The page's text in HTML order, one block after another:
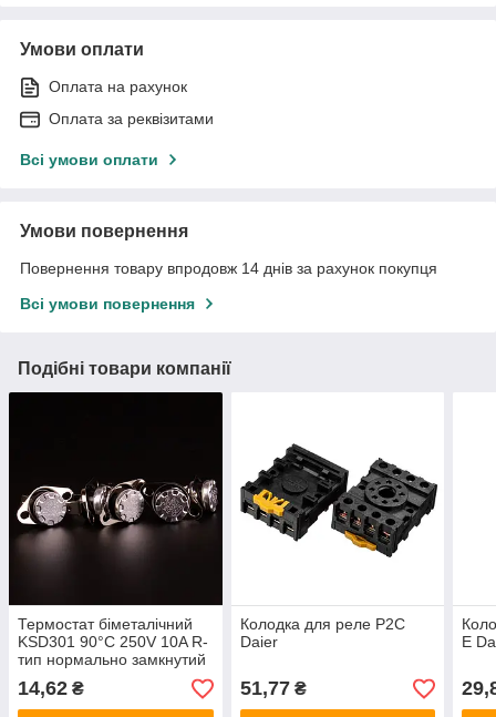
Умови оплати
Оплата на рахунок
Оплата за реквізитами
Всі умови оплати
Умови повернення
Повернення товару впродовж 14 днів за рахунок покупця
Всі умови повернення
Подібні товари компанії
Термостат біметалічний
KSD301 90°C 250V 10A R-
тип нормально замкнутий
14,62 ₴
Колодка для реле P2C
Daier
51,77₴
E